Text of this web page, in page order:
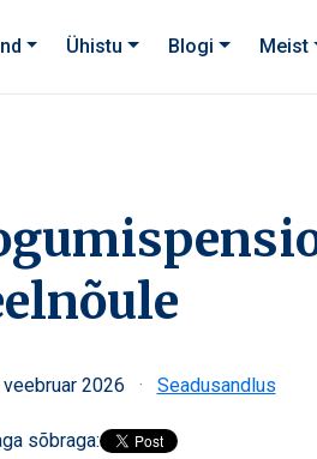
Ühistu Blogi Meist
veebruar 2026 · Seadusandlus
sõbraga: